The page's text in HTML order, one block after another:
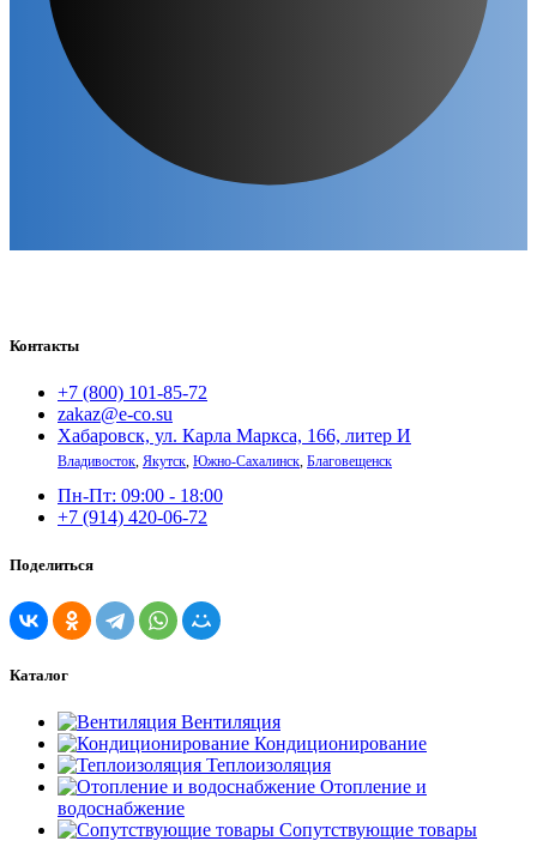
Контакты
+7 (800) 101-85-72
zakaz@e-co.su
Хабаровск, ул. Карла Маркса, 166, литер И
Владивосток, Якутск, Южно-Сахалинск, Благовещенск
Пн-Пт: 09:00 - 18:00
+7 (914) 420-06-72
Поделиться
Каталог
Вентиляция
Кондиционирование
Теплоизоляция
Отопление и
водоснабжение
Сопутствующие товары